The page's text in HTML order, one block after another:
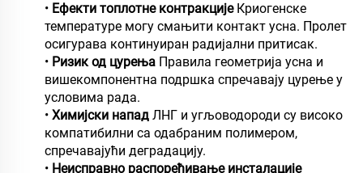
• Ефекти топлотне контракције Криогенске
температуре могу смањити контакт усна. Пролет
осигурава континуиран радијални притисак.
• Ризик од цурења Правила геометрија усна и
вишекомпонентна подршка спречавају цурење у
условима рада.
• Химијски напад ЛНГ и угљоводороди су високо
компатибилни са одабраним полимером,
спречавајући деградацију.
• Неисправно распоређивање инсталације